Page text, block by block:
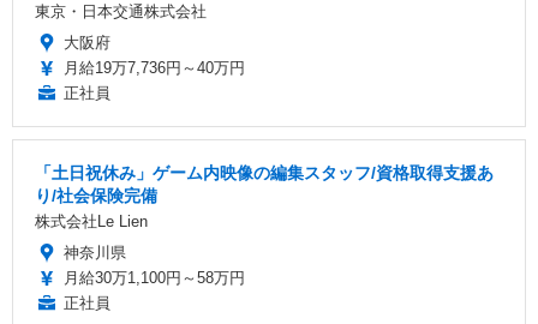
東京・日本交通株式会社
大阪府
月給19万7,736円～40万円
正社員
「土日祝休み」ゲーム内映像の編集スタッフ/資格取得支援あ
り/社会保険完備
株式会社Le Lien
神奈川県
月給30万1,100円～58万円
正社員